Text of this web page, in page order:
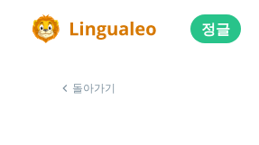
정글
돌아가기